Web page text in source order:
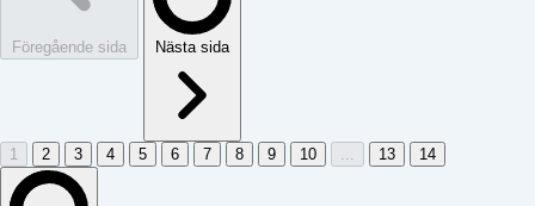
Föregående sida Nästa sida
1 2 3 4 5 6 7 8 9 10 ... 13 14